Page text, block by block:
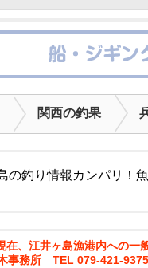
関西の釣果
の釣り情報カンパリ！
在、江井ヶ島漁港内への一
事務所 TEL 079-421-9375